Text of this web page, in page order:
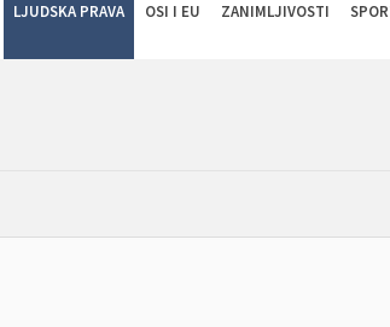
LJUDSKA PRAVA OSI I EU ZANIMLJIVOSTI